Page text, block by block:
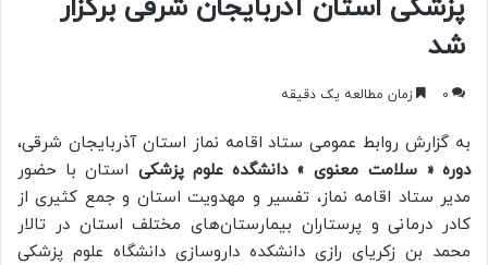
پزشکی استان آذربایجان شرقی برگزار
شد
0 زمان مطالعه یک دقیقه
به گزارش روابط عمومی ستاد اقامه نماز استان آذربایجان شرقی،
دوره « سلامت معنوی » دانشگده علوم پزشکی استان با حضور
مدیر ستاد اقامه نماز، تفسیر و مهدویت استان و جمع کثیری از
کادر درمانی و پرستاران بیمارستان‌های مختلف استان در تالار
محمد بن زکریای رازی دانشکده داروسازی دانشگاه علوم پزشکی